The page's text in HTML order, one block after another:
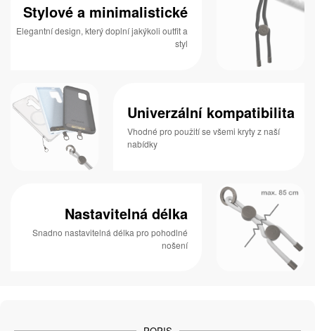
Stylové a minimalistické
Elegantní design, který doplní jakýkoli outfit a
styl
Univerzální kompatibilita
Vhodné pro použití se všemi kryty z naší
nabídky
Nastavitelná délka
Snadno nastavitelná délka pro pohodlné
nošení